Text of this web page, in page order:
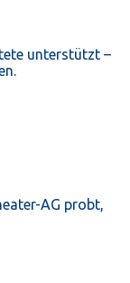
unterstützt –
AG probt,